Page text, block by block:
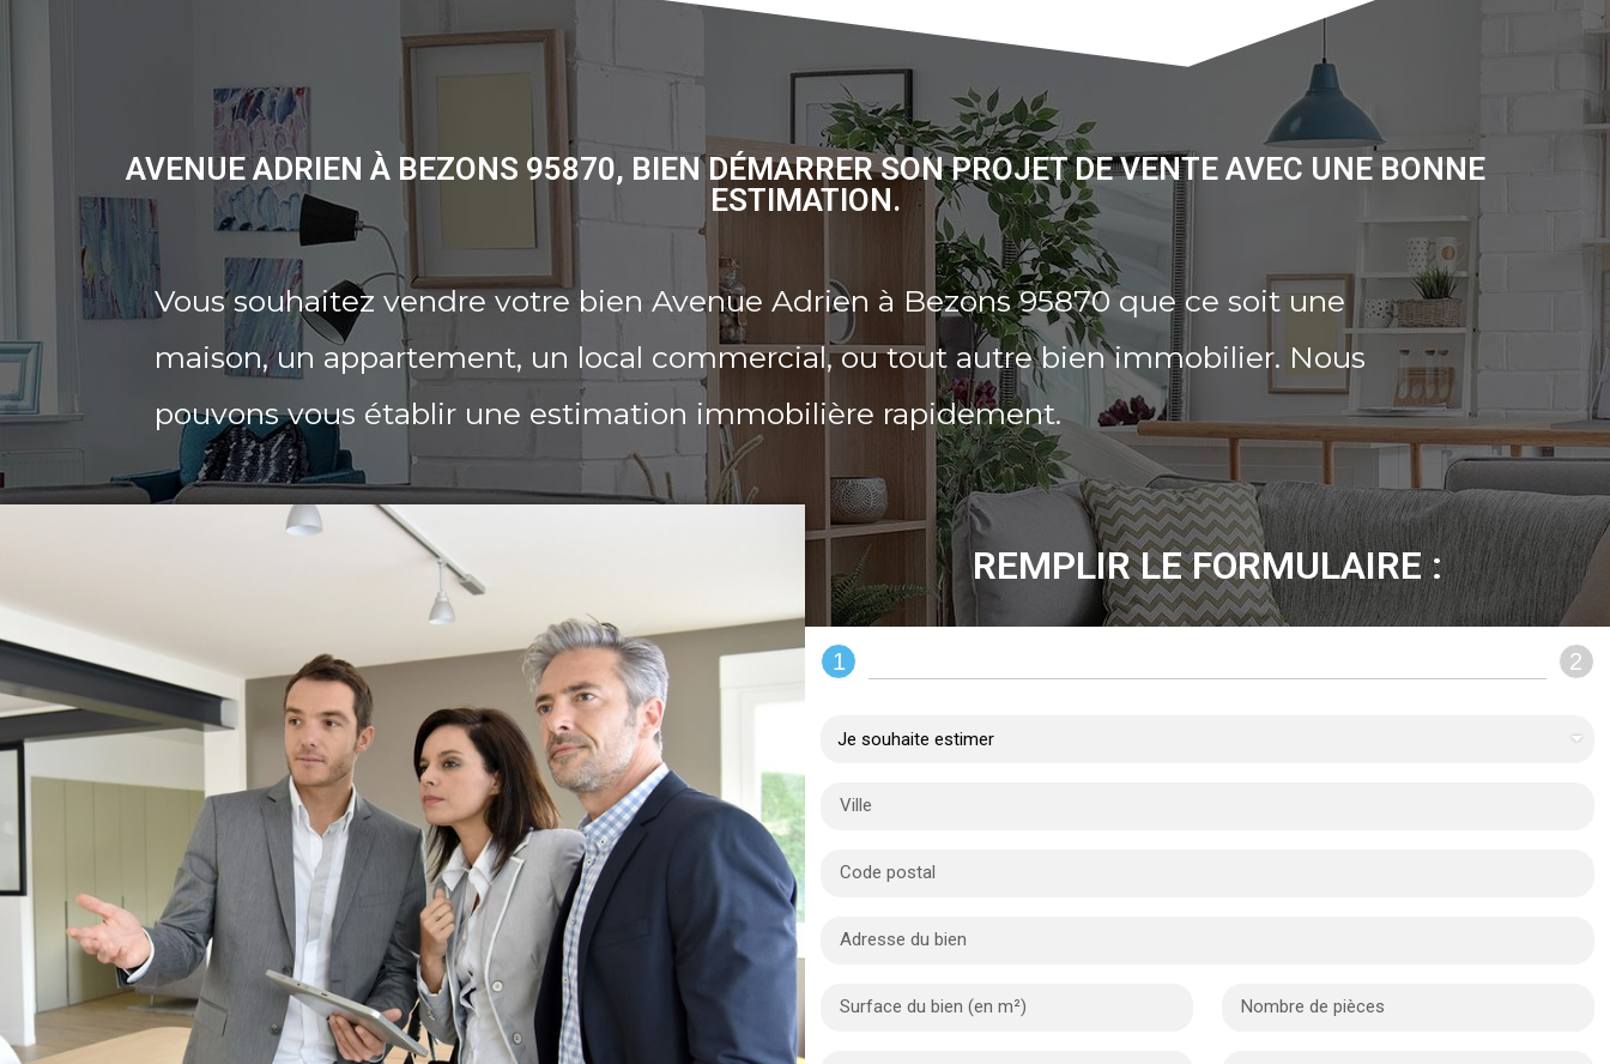
AVENUE ADRIEN À BEZONS 95870, BIEN DÉMARRER SON PROJET DE VENTE AVEC UNE BONNE
ESTIMATION.
Vous souhaitez vendre votre bien Avenue Adrien à Bezons 95870 que ce soit une
maison, un appartement, un local commercial, ou tout autre bien immobilier. Nous
pouvons vous établir une estimation immobilière rapidement.
REMPLIR LE FORMULAIRE :
1 2